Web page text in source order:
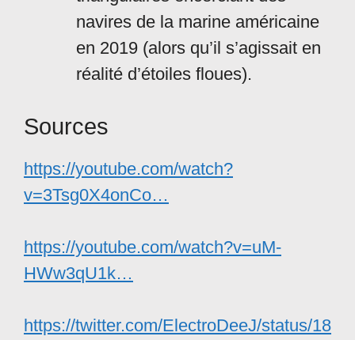
navires de la marine américaine
en 2019 (alors qu’il s’agissait en
réalité d’étoiles floues).
Sources
https://youtube.com/watch?
v=3Tsg0X4onCo…
https://youtube.com/watch?v=uM-
HWw3qU1k…
https://twitter.com/ElectroDeeJ/status/18